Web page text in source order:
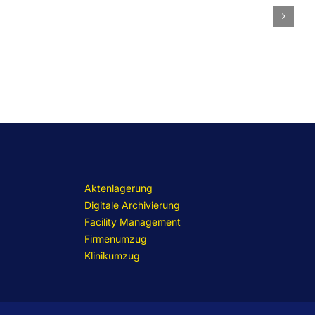
Aktenlagerung
Digitale Archivierung
Facility Management
Firmenumzug
Klinikumzug